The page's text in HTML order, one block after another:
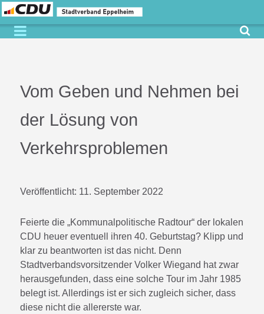
Vom Geben und Nehmen bei
der Lösung von
Verkehrsproblemen
Veröffentlicht: 11. September 2022
Feierte die „Kommunalpolitische Radtour“ der lokalen
CDU heuer eventuell ihren 40. Geburtstag? Klipp und
klar zu beantworten ist das nicht. Denn
Stadtverbandsvorsitzender Volker Wiegand hat zwar
herausgefunden, dass eine solche Tour im Jahr 1985
belegt ist. Allerdings ist er sich zugleich sicher, dass
diese nicht die allererste war.